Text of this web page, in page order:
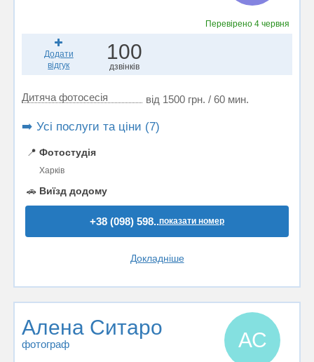
Перевірено 4 червня
Додати
відгук
100
дзвінків
Дитяча фотосесія від 1500 грн. / 60 мин.
➡️ Усі послуги та ціни (7)
📍 Фотостудія
Харків
🚗 Виїзд додому
+38 (098) 598..показати номер
Докладніше
Алена Ситаро
фотограф АС